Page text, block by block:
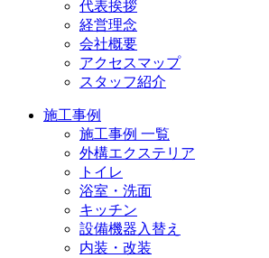
代表挨拶
経営理念
会社概要
アクセスマップ
スタッフ紹介
施工事例
施工事例 一覧
外構エクステリア
トイレ
浴室・洗面
キッチン
設備機器入替え
内装・改装